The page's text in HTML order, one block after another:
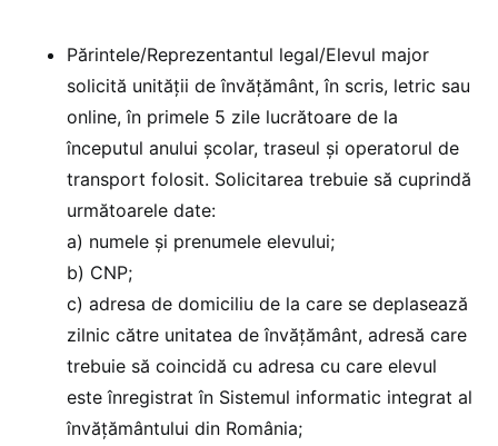
Părintele/Reprezentantul legal/Elevul major
solicită unității de învățământ, în scris, letric sau
online, în primele 5 zile lucrătoare de la
începutul anului școlar, traseul și operatorul de
transport folosit. Solicitarea trebuie să cuprindă
următoarele date:
a) numele și prenumele elevului;
b) CNP;
c) adresa de domiciliu de la care se deplasează
zilnic către unitatea de învățământ, adresă care
trebuie să coincidă cu adresa cu care elevul
este înregistrat în Sistemul informatic integrat al
învățământului din România;